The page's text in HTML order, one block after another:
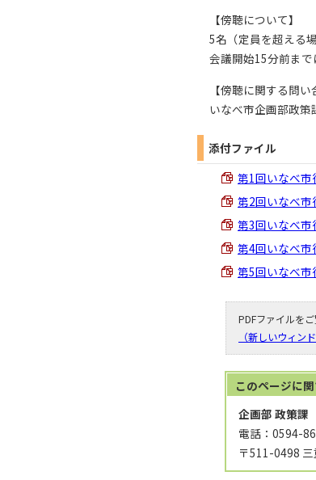
【傍聴について】
5名（定員を超える
会議開始15分前まで
【傍聴に関する問い
いなべ市企画部政策
添付ファイル
第1回いなべ市
第2回いなべ市
第3回いなべ市
第4回いなべ市
第5回いなべ市
PDFファイルを
（新しいウィンド
このページに
企画部 政策課
電話：0594-
〒511-0498